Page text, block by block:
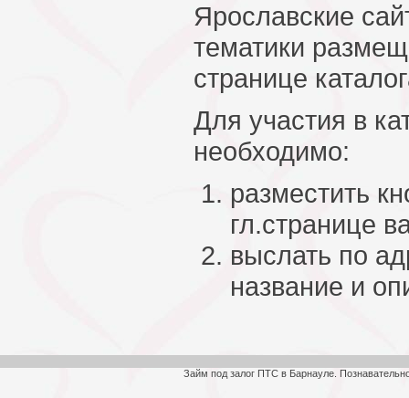
Ярославские
тематики
странице
Для участия в
необходимо:
разместить
гл.странице
выслать по
название и
Займ под залог ПТС в Барнауле.